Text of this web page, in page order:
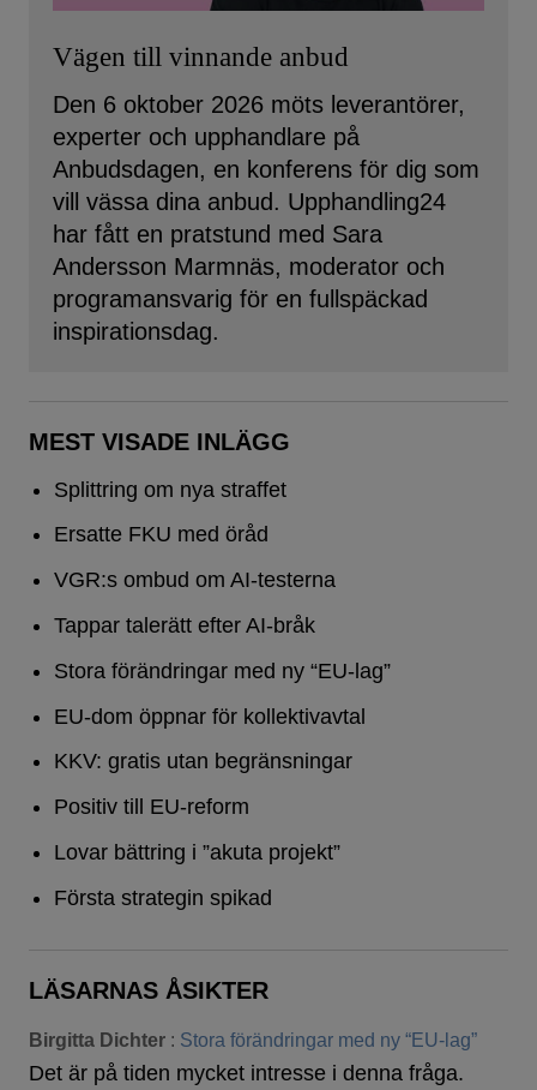
Vägen till vinnande anbud
Den 6 oktober 2026 möts leverantörer,
experter och upphandlare på
Anbudsdagen, en konferens för dig som
vill vässa dina anbud. Upphandling24
har fått en pratstund med Sara
Andersson Marmnäs, moderator och
programansvarig för en fullspäckad
inspirationsdag.
MEST VISADE INLÄGG
Splittring om nya straffet
Ersatte FKU med öråd
VGR:s ombud om AI-testerna
Tappar talerätt efter AI-bråk
Stora förändringar med ny “EU-lag”
EU-dom öppnar för kollektivavtal
KKV: gratis utan begränsningar
Positiv till EU-reform
Lovar bättring i ”akuta projekt”
Första strategin spikad
LÄSARNAS ÅSIKTER
Birgitta Dichter : Stora förändringar med ny “EU-lag”
Det är på tiden mycket intresse i denna fråga.